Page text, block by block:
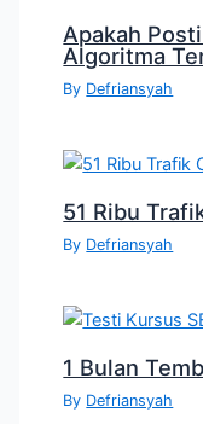
Apakah
Algoritma
By Defriansyah
51 Ribu
By Defriansyah
1 Bulan
By Defriansyah